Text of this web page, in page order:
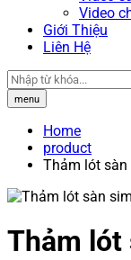
Video
Giới Thiệu
Liên Hệ
menu
Home
product
Thảm lót sàn
Thảm lót